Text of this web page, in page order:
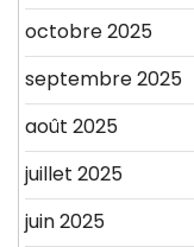
octobre 2025
septembre 2025
août 2025
juillet 2025
juin 2025